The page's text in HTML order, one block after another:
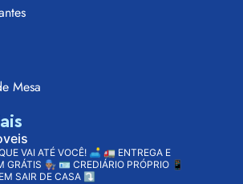
Mesa
VAI ATÉ VOCÊ! 🛋️ 🚛 ENTREGA E
👨🏽‍🔧 🪪 CREDIÁRIO PRÓPRIO 📱
SAIR DE CASA ⤵️